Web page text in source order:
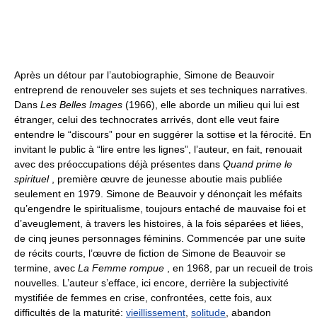
Après un détour par l’autobiographie, Simone de Beauvoir
entreprend de renouveler ses sujets et ses techniques narratives.
Dans Les Belles Images (1966), elle aborde un milieu qui lui est
étranger, celui des technocrates arrivés, dont elle veut faire
entendre le “discours” pour en suggérer la sottise et la férocité. En
invitant le public à “lire entre les lignes”, l’auteur, en fait, renouait
avec des préoccupations déjà présentes dans Quand prime le
spirituel, première œuvre de jeunesse aboutie mais publiée
seulement en 1979. Simone de Beauvoir y dénonçait les méfaits
qu’engendre le spiritualisme, toujours entaché de mauvaise foi et
d’aveuglement, à travers les histoires, à la fois séparées et liées,
de cinq jeunes personnages féminins. Commencée par une suite
de récits courts, l’œuvre de fiction de Simone de Beauvoir se
termine, avec La Femme rompue , en 1968, par un recueil de trois
nouvelles. L’auteur s’efface, ici encore, derrière la subjectivité
mystifiée de femmes en crise, confrontées, cette fois, aux
difficultés de la maturité: vieillissement solitude , abandon